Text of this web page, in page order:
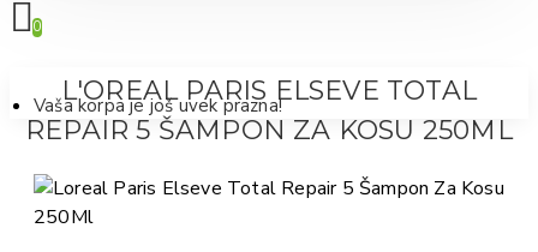
0
Vaša korpa je još uvek prazna!
L'OREAL PARIS ELSEVE TOTAL
REPAIR 5 ŠAMPON ZA KOSU 250ML